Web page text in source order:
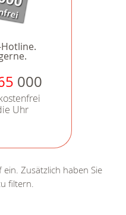
000
Uhr
Zusätzlich haben Sie
filtern.